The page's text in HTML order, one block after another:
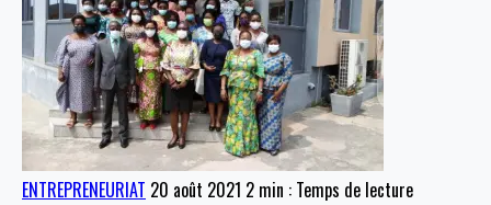
ENTREPRENEURIAT 20 août 2021 2 min : Temps de lecture